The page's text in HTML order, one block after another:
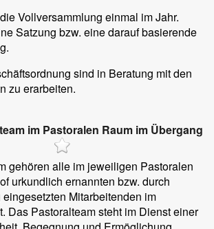
Vollversammlung einmal im Jahr.
Satzung bzw. eine darauf basierende
sind in Beratung mit den
zu erarbeiten.
im Pastoralen Raum im Übergang
gehören alle im jeweiligen Pastoralen
urkundlich ernannten bzw. durch
Mitarbeitenden im
Das Pastoralteam steht im Dienst einer